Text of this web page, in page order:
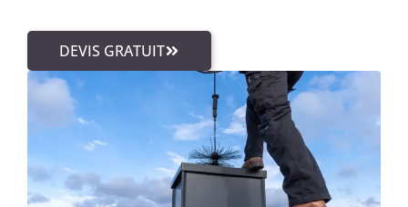
DEVIS GRATUIT